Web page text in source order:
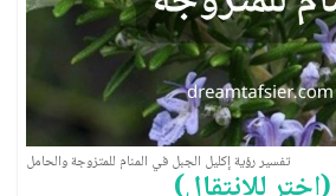
تفسير رؤية إكليل الجبل في المنام للمتزوجة والحامل